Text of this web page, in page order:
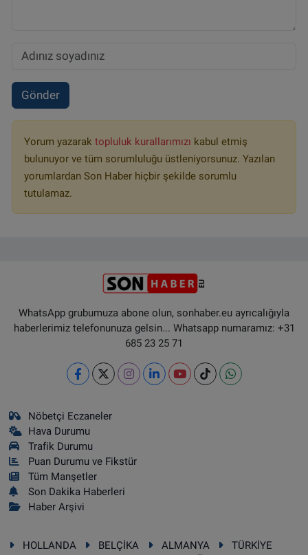
Gönder
Yorum yazarak topluluk kurallarımızı kabul etmiş
bulunuyor ve tüm sorumluluğu üstleniyorsunuz. Yazılan
yorumlardan Son Haber hiçbir şekilde sorumlu
tutulamaz.
WhatsApp grubumuza abone olun, sonhaber.eu ayrıcalığıyla
haberlerimiz telefonunuza gelsin... Whatsapp numaramız: +31
685 23 25 71
Nöbetçi Eczaneler
Hava Durumu
Trafik Durumu
Puan Durumu ve Fikstür
Tüm Manşetler
Son Dakika Haberleri
Haber Arşivi
HOLLANDA BELÇİKA ALMANYA
TÜRKİYE